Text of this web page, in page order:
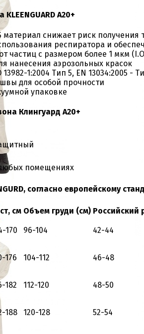
A20+
снижает риск получения
респиратора и
частиц с размером более 1 мкм
нанесения аэрозольных красок
1:2004 Тип 5, EN 13034:2005 -
для особой прочности
упаковке
Клингуард A20+
помещениях
согласно европейскому
см Объем груди (см) Российский
170 96-104 42-44
176 104-112 46-48
182 112-120 48-50
188 120-128 52-54